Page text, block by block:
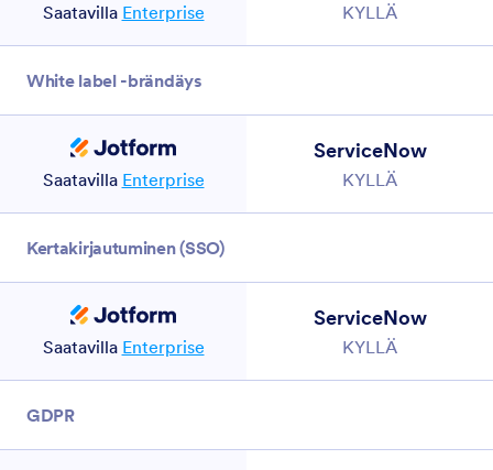
Saatavilla Enterprise KYLLÄ
White label -brändäys
Saatavilla Enterprise
ServiceNow
KYLLÄ
Kertakirjautuminen (SSO)
Saatavilla Enterprise
ServiceNow
KYLLÄ
GDPR